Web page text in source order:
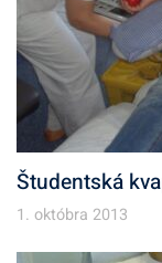
Študentská
1. októbra 2013